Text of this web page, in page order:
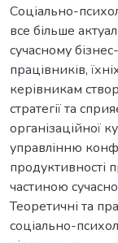
Соціально-
все більше
сучасному
працівників,
керівникам
стратегії та
організаційної
управлінню
продуктивності
частиною
Теоретичні та
соціально-